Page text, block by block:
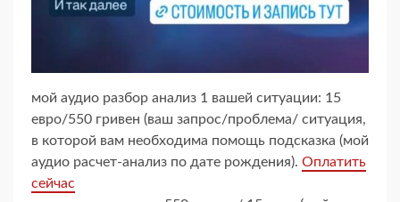
мой аудио разбор анализ 1 вашей ситуации: 15
евро/550 гривен (ваш запрос/проблема/ ситуация,
в которой вам необходима помощь подсказка (мой
аудио расчет-анализ по дате рождения). Оплатить
сейчас